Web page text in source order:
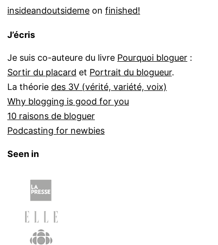
insideandoutsideme on finished!
J’écris
Je suis co-auteure du livre Pourquoi bloguer :
Sortir du placard et Portrait du blogueur.
La théorie des 3V (vérité, variété, voix)
Why blogging is good for you
10 raisons de bloguer
Podcasting for newbies
Seen in